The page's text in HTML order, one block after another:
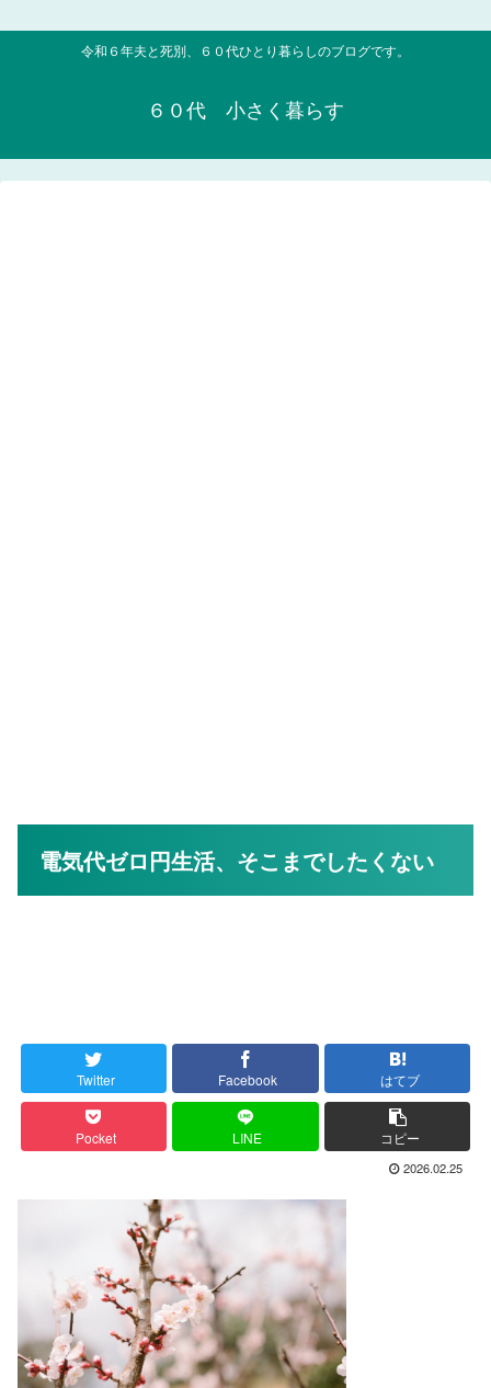
令和６年夫と死別、６０代ひとり暮らしのブログです。
６０代 小さく暮らす
電気代ゼロ円生活、そこまでしたくない
Twitter Facebook はてブ
Pocket LINE コピー
2026.02.25